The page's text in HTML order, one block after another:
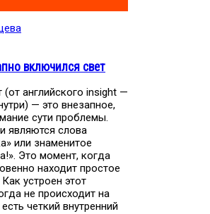
включился свет
английского insight —
— это внезапное,
сути проблемы.
являются слова
или знаменитое
Это момент, когда
находит простое
устроен этот
не происходит на
четкий внутренний